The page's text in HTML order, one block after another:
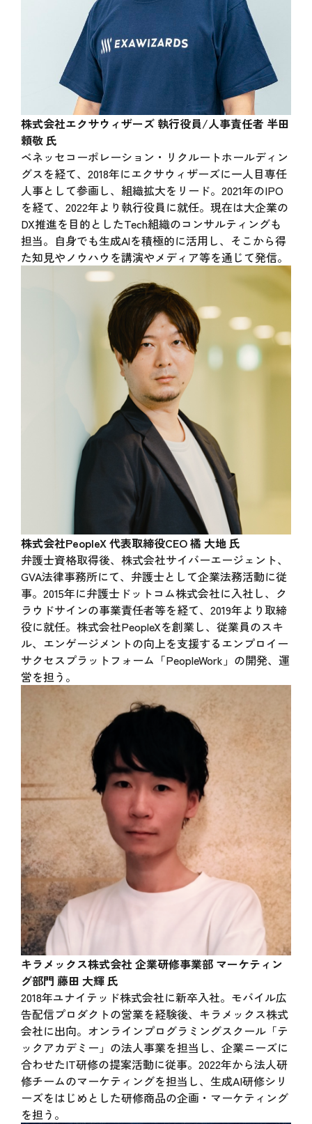
株式会社エクサウィザーズ 執行役員/人事責任者 半田
頼敬 氏
ベネッセコーポレーション・リクルートホールディン
グスを経て、2018年にエクサウィザーズに一人目専任
人事として参画し、組織拡大をリード。2021年のIPO
を経て、2022年より執行役員に就任。現在は大企業の
DX推進を目的としたTech組織のコンサルティングも
担当。自身でも生成Alを積極的に活用し、そこから得
た知見やノウハウを講演やメディア等を通じて発信。
株式会社PeopleX 代表取締役CEO 橘 大地 氏
弁護士資格取得後、株式会社サイバーエージェント、
GVA法律事務所にて、弁護士として企業法務活動に従
事。2015年に弁護士ドットコム株式会社に入社し、ク
ラウドサインの事業責任者等を経て、2019年より取締
役に就任。株式会社PeopleXを創業し、従業員のスキ
ル、エンゲージメントの向上を支援するエンプロイー
サクセスプラットフォーム「PeopleWork」の開発、運
営を担う。
キラメックス株式会社 企業研修事業部 マーケティン
グ部門 藤田 大輝 氏
2018年ユナイテッド株式会社に新卒入社。モバイル広
告配信プロダクトの営業を経験後、キラメックス株式
会社に出向。オンラインプログラミングスクール「テ
ックアカデミー」の法人事業を担当し、企業ニーズに
合わせたIT研修の提案活動に従事。2022年から法人研
修チームのマーケティングを担当し、生成AI研修シリ
ーズをはじめとした研修商品の企画・マーケティング
を担う。